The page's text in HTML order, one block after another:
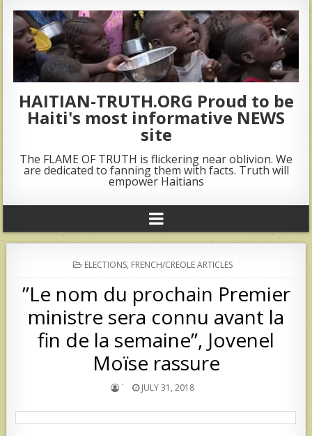
HAITIAN-TRUTH.ORG Proud to be
Haiti's most informative NEWS
site
The FLAME OF TRUTH is flickering near oblivion. We
are dedicated to fanning them with facts. Truth will
empower Haitians
POSTED
IN
ELECTIONS, FRENCH/CREOLE ARTICLES
”Le nom du prochain Premier
ministre sera connu avant la
fin de la semaine”, Jovenel
Moïse rassure
` JULY 31, 2018